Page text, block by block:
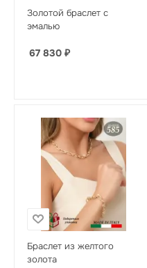
Золотой браслет с
эмалью
67 830 ₽
Браслет из желтого
золота